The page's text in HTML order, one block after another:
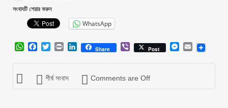
সংবাদটি শেয়ার করুন
WhatsApp
WhatsApp
Facebook
Twitter
Print LinkedIn
Share ViberPost Messenger
Email
শীর্ষ সংবাদ Comments are Off